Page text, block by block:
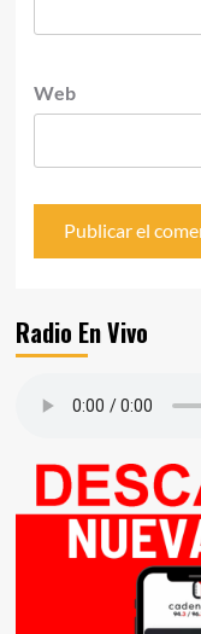
Web
Radio En Vivo